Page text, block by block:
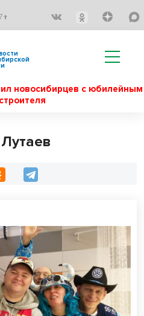
новосибирцев с юбилейным